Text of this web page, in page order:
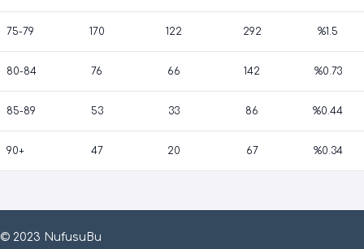
75-79 170 122 292 %1.5
80-84 76 66 142 %0.73
85-89 53 33 86 %0.44
90+ 47 20 67 %0.34
© 2023 NufusuBu